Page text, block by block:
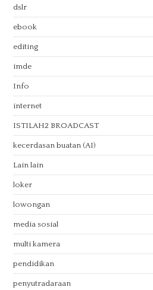
dslr
ebook
editing
imde
Info
internet
ISTILAH2 BROADCAST
kecerdasan buatan (AI)
Lain lain
loker
lowongan
media sosial
multi kamera
pendidikan
penyutradaraan